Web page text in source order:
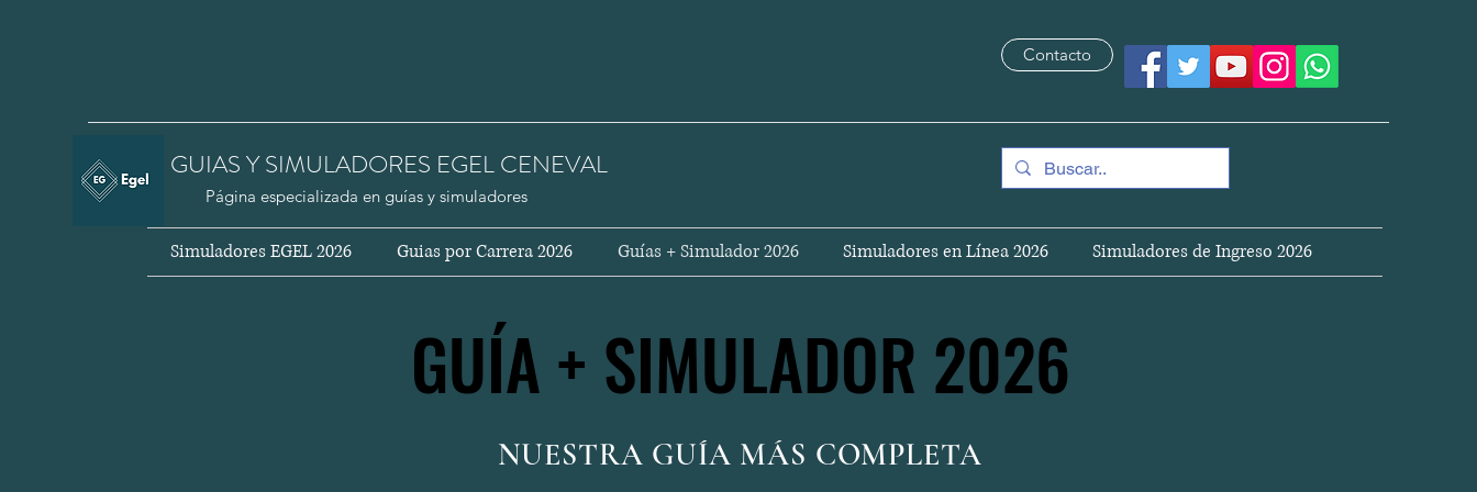
Contacto
GUIAS Y SIMULADORES EGEL CENEVAL
Página especializada en guías y simuladores
Simuladores EGEL 2026 Guias por Carrera 2026 Guías + Simulador 2026 Simuladores en Línea 2026 Simuladores de Ingreso 2026
GUÍA + SIMULADOR 2026
GUÍA + SIMULADOR 2026
NUESTRA GUÍA MÁS COMPLETA